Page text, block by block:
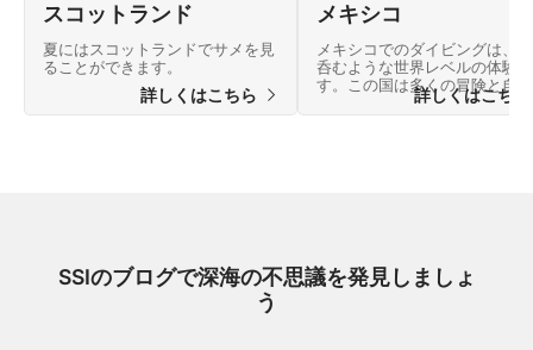
スコットランド
夏にはスコットランドでサメを見
ることができます。
詳しくはこちら
メキシコ
メキシコでのダイビングは、
呑むような世界レベルの体験で
す。この国は多くの冒険と自
驚異に満ちた風景を提供して
す。
詳しくはこち
SSIのブログで深海の不思議を発見しましょ
う